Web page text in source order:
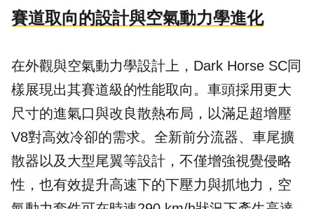
賽道取向的設計與空氣動力學進化
在外觀與空氣動力學設計上，Dark Horse SC同
樣展現出其賽道級的性能取向。車頭採用更大
尺寸的進氣口與改良散熱布局，以滿足超增壓
V8對高效冷卻的需求。全新前分流器、車尾擴
散器以及大型尾翼等設計，不僅增強視覺侵略
性，也有效提升高速下的下壓力與抓地力，空